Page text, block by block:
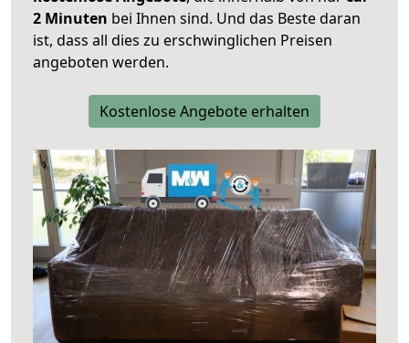
2 Minuten bei Ihnen sind. Und das Beste daran
ist, dass all dies zu erschwinglichen Preisen
angeboten werden.
Kostenlose Angebote erhalten